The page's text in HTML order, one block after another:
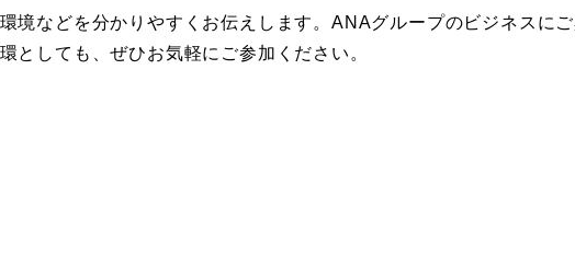
境などを分かりやすくお伝えします。ANAグループのビジネスに
としても、ぜひお気軽にご参加ください。